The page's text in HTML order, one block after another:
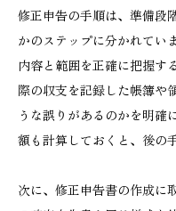
修正申告の手順は、準備段
かのステップに分かれてい
内容と範囲を正確に把握す
際の収支を記録した帳簿や
うな誤りがあるのかを明確
額も計算しておくと、後の
次に、修正申告書の作成に